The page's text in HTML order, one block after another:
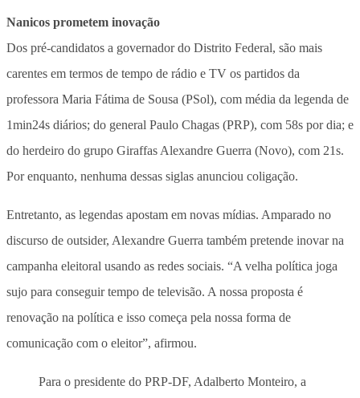
Nanicos prometem inovação
Dos pré-candidatos a governador do Distrito Federal, são mais
carentes em termos de tempo de rádio e TV os partidos da
professora Maria Fátima de Sousa (PSol), com média da legenda de
1min24s diários; do general Paulo Chagas (PRP), com 58s por dia; e
do herdeiro do grupo Giraffas Alexandre Guerra (Novo), com 21s.
Por enquanto, nenhuma dessas siglas anunciou coligação.
Entretanto, as legendas apostam em novas mídias. Amparado no
discurso de outsider, Alexandre Guerra também pretende inovar na
campanha eleitoral usando as redes sociais. “A velha política joga
sujo para conseguir tempo de televisão. A nossa proposta é
renovação na política e isso começa pela nossa forma de
comunicação com o eleitor”, afirmou.
Para o presidente do PRP-DF, Adalberto Monteiro, a